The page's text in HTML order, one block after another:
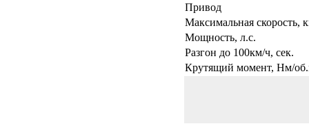
Привод
Максимальная скорость,
Мощность, л.с.
Разгон до 100км/ч, сек.
Крутящий момент, Нм/